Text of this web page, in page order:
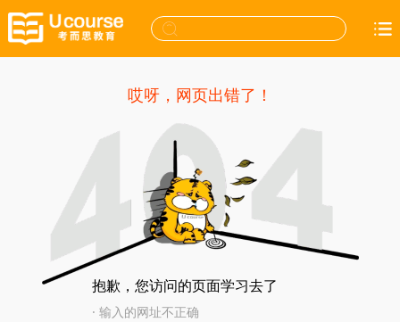
哎呀，网页出错了！
抱歉，您访问的页面学习去了
· 输入的网址不正确